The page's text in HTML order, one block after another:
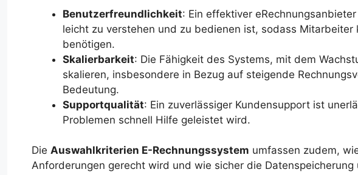
Benutzerfreundlichkeit: Ein effektiver
leicht zu verstehen und zu bedienen ist, sodass Mitarbeiter
benötigen.
Skalierbarkeit: Die Fähigkeit des Systems, mit dem
skalieren, insbesondere in Bezug auf steigende
Bedeutung.
Supportqualität: Ein zuverlässiger Kundensupport ist
Problemen schnell Hilfe geleistet wird.
Die Auswahlkriterien E-Rechnungssystem umfassen zudem,
Anforderungen gerecht wird und wie sicher die